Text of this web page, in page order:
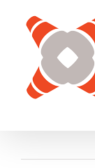
Inhalt
springen